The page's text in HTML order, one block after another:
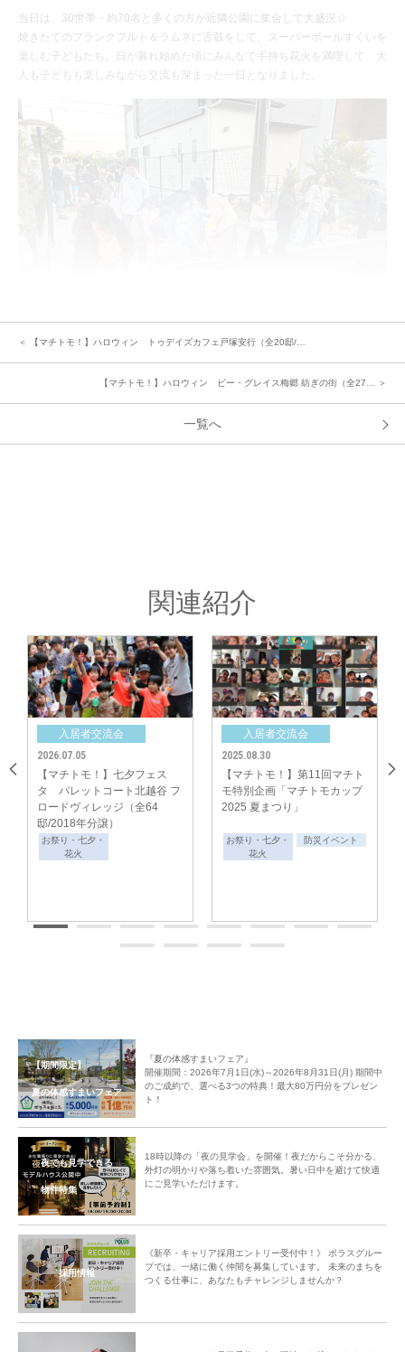
当日は、30世帯・約70名と多くの方が近隣公園に集合して大盛況☆
焼きたてのフランクフルト＆ラムネに舌鼓をして、スーパーボールすくいを
楽しむ子どもたち。日が暮れ始めた頃にみんなで手持ち花火を満喫して、大
人も子どもも楽しみながら交流も深まった一日となりました。
「"とても楽しかったです" "ありがとうございました"など多くの人に声をか
＜ 【マチトモ！】ハロウィン トゥデイズカフェ戸塚安行（全20邸/…
【マチトモ！】ハロウィン ビー・グレイス梅郷 紡ぎの街（全27… ＞
一覧へ
関連紹介
入居者交流会
2026.07.05
【マチトモ！】七夕フェス
タ パレットコート北越谷 フ
ロードヴィレッジ（全64
邸/2018年分譲）
お祭り・七夕・
花火
入居者交流会
2025.08.30
【マチトモ！】第11回マチト
モ特別企画「マチトモカップ
2025 夏まつり」
お祭り・七夕・
花火
防災イベント
【期間限定】
夏の体感すまいフェア
『夏の体感すまいフェア』
開催期間：2026年7月1日(水)～2026年8月31日(月) 期間中
のご成約で、選べる3つの特典！最大80万円分をプレゼン
ト！
夜でも見学できる
物件特集
18時以降の「夜の見学会」を開催！夜だからこそ分かる、
外灯の明かりや落ち着いた雰囲気。暑い日中を避けて快適
にご見学いただけます。
採用情報
《新卒・キャリア採用エントリー受付中！》 ポラスグルー
プでは、一緒に働く仲間を募集しています。 未来のまちを
つくる仕事に、あなたもチャレンジしませんか？